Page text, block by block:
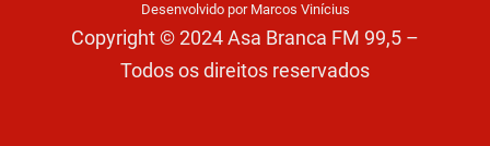
Desenvolvido por Marcos Vinícius
Copyright © 2024 Asa Branca FM 99,5 –
Todos os direitos reservados